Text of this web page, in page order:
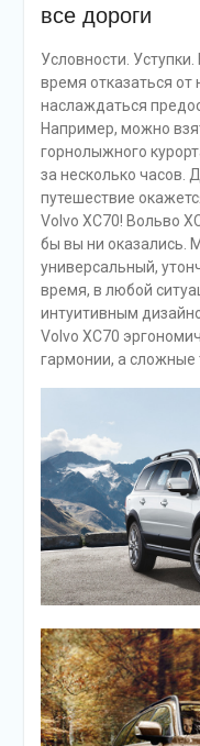
все дороги
Условности.
время отказаться от
наслаждаться
Например, можно
горнолыжного
за несколько часов.
путешествие
Volvo XC70! Вольво
бы вы ни оказались.
универсальный,
время, в любой
интуитивным
Volvo ХС70
гармонии, а сложные